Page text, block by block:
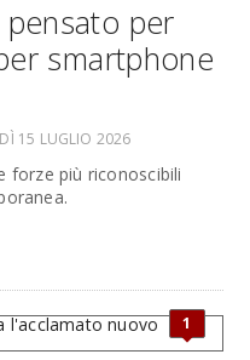
per
smartphone
15 LUGLIO 2026
forze più riconoscibili
1